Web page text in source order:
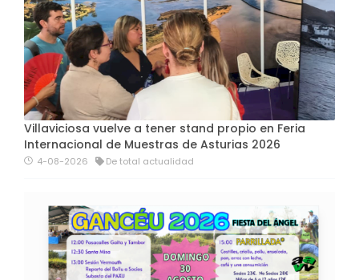
Villaviciosa vuelve a tener stand propio en Feria
Internacional de Muestras de Asturias 2026
4-08-2026 De total actualidad